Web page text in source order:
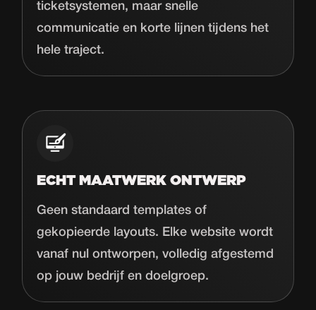
ticketsystemen, maar snelle
communicatie en korte lijnen tijdens het
hele traject.
ECHT MAATWERK ONTWERP
Geen standaard templates of
gekopieerde layouts. Elke website wordt
vanaf nul ontworpen, volledig afgestemd
op jouw bedrijf en doelgroep.